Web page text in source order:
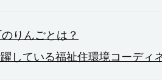
りんごとは？
している福祉住環境コーディ